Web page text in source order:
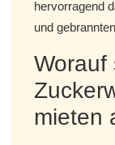
hervorragend
und
Worauf
mieten